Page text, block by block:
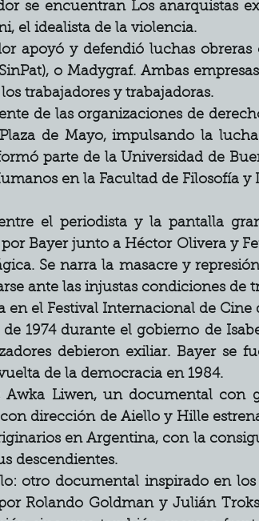
se encuentran Los anarquistas
el idealista de la violencia.
apoyó y defendió luchas
o Madygraf. Ambas
trabajadores y trabajadoras.
de las organizaciones de
de Mayo, impulsando la
parte de la Universidad de
en la Facultad de Filosofía y
el periodista y la pantalla
Bayer junto a Héctor Olivera y
Se narra la masacre y
ante las injustas condiciones de
en el Festival Internacional de Cine
1974 durante el gobierno de
debieron exiliar. Bayer se
de la democracia en 1984.
Awka Liwen, un documental con
dirección de Aiello y Hille
en Argentina, con la
descendientes.
otro documental inspirado en
Rolando Goldman y Julián